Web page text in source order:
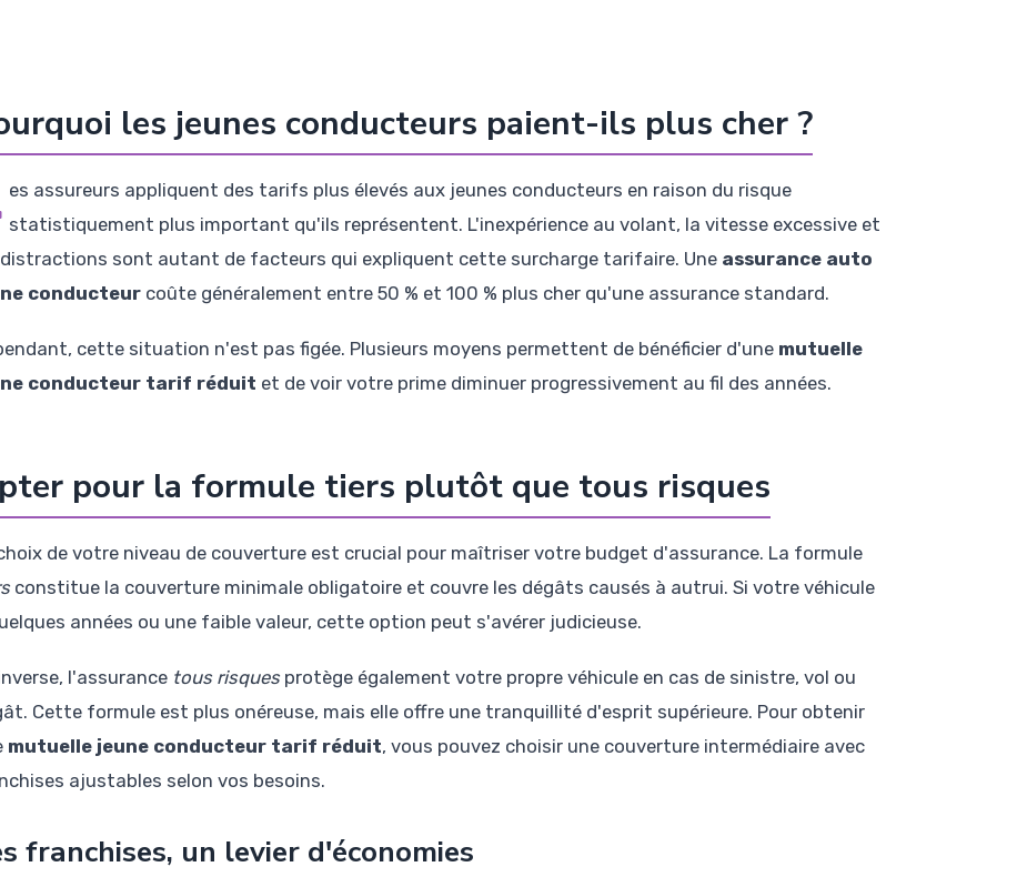
les jeunes conducteurs paient-ils plus cher ?
es assureurs appliquent des tarifs plus élevés aux jeunes conducteurs en raison du risque
statistiquement plus important qu'ils représentent. L'inexpérience au volant, la vitesse excessive et
sont autant de facteurs qui expliquent cette surcharge tarifaire. Une assurance auto
conducteur coûte généralement entre 50 % et 100 % plus cher qu'une assurance standard.
cette situation n'est pas figée. Plusieurs moyens permettent de bénéficier d'une mutuelle
conducteur tarif réduit et de voir votre prime diminuer progressivement au fil des années.
pour la formule tiers plutôt que tous risques
de votre niveau de couverture est crucial pour maîtriser votre budget d'assurance. La formule
constitue la couverture minimale obligatoire et couvre les dégâts causés à autrui. Si votre véhicule
années ou une faible valeur, cette option peut s'avérer judicieuse.
l'assurance tous risquesprotège également votre propre véhicule en cas de sinistre, vol ou
Cette formule est plus onéreuse, mais elle offre une tranquillité d'esprit supérieure. Pour obtenir
mutuelle jeune conducteur tarif réduit, vous pouvez choisir une couverture intermédiaire avec
ajustables selon vos besoins.
franchises, un levier d'économies